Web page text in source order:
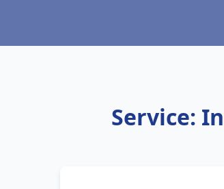
Service: